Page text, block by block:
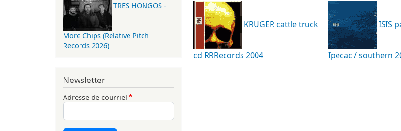
KRUGER cattle truck
cd RRRecords 2004
ISIS
Ipecac / southern
TRES HONGOS -
More Chips (Relative Pitch
Records 2026)
Newsletter
Adresse de courriel